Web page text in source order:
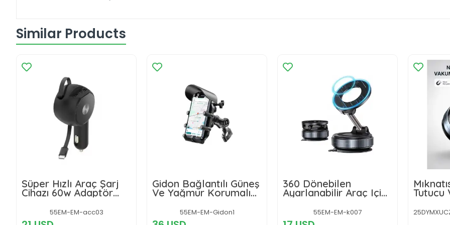
Similar Products
Süper Hızlı Araç Şarj
Cihazı 60w Adaptör
Çakmaklık Girişli
55EM-EM-acc03
Gidon Bağlantılı Güneş
Ve Yağmur Korumalı
360° Derece
Ayarlanabilir
Motosiklet Bisiklet
55EM-EM-Gidon1
360 Dönebilen
Ayarlanabilir Araç Içi
Tutucu Kullanılabilen
Vakumlu K007
Magsafe Telefon
55EM-EM-k007
Tutucu